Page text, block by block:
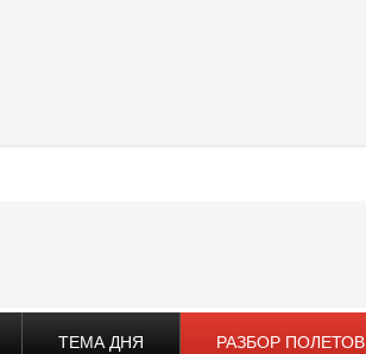
ТЕМА ДНЯ РАЗБОР ПОЛЕТОВ